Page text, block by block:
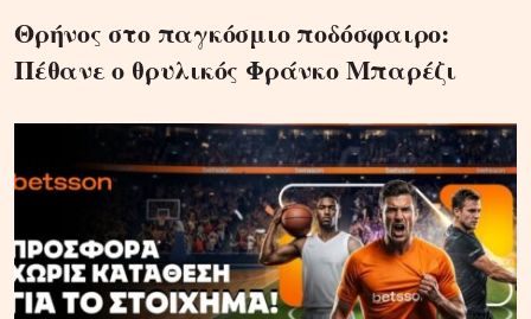
Θρήνος στο παγκόσμιο ποδόσφαιρο:
Πέθανε ο θρυλικός Φράνκο Μπαρέζι